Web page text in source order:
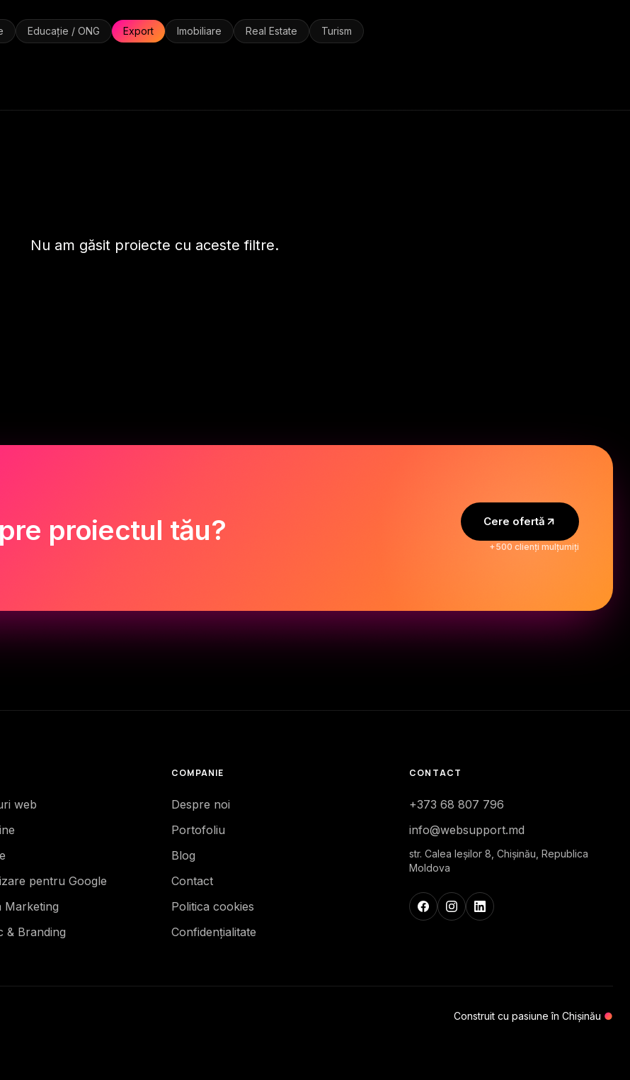
Educație / ONG Export Imobiliare Real Estate Turism
Nu am găsit proiecte cu aceste filtre.
proiectul tău? Cere ofertă
+500 clienți mulțumiți
web
pentru Google
Marketing
& Branding
COMPANIE
Despre noi
Portofoliu
Blog
Contact
Politica cookies
Confidențialitate
CONTACT
+373 68 807 796
info@websupport.md
str. Calea Ieşilor 8, Chișinău, Republica
Moldova
Construit cu pasiune în Chișinău ●